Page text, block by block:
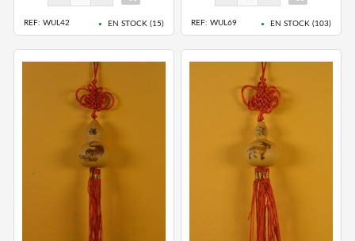
REF: WUL42 EN STOCK ( 15) REF: WUL69 EN STOCK ( 103)